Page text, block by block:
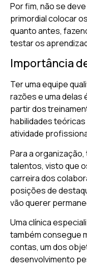
Por fim, não se
primordial colocar
quanto antes,
testar os
Importância
Ter uma equipe
razões e uma delas
partir dos
habilidades
atividade
Para a
talentos, visto que
carreira dos
posições de
vão querer
Uma clínica
também consegue
contas, um dos
desenvolvimento